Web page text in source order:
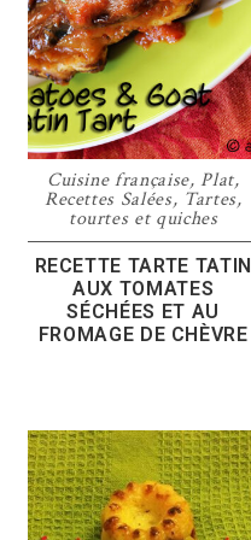
Cuisine française, Plat,
Recettes Salées, Tartes,
tourtes et quiches
RECETTE TARTE TATIN
AUX TOMATES
SÉCHÉES ET AU
FROMAGE DE CHÈVRE